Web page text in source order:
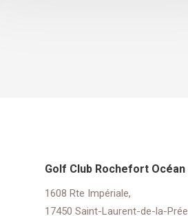
Golf Club Rochefort Océan
1608 Rte Impériale,
17450 Saint-Laurent-de-la-Prée